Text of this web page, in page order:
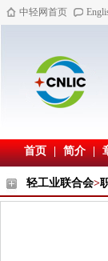
中轻网首页
首页 | 简介 |
轻工业联合会>